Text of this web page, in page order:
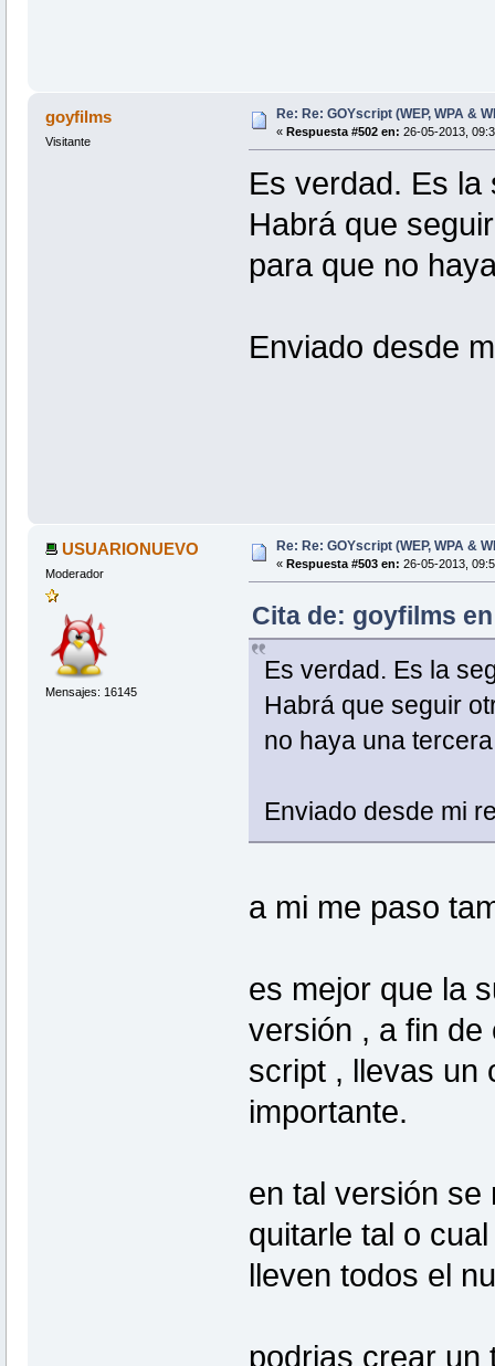
goyfilms
Visitante
Re: Re: GOYscript (WEP, WPA &
« Respuesta #502 en: 26-05-2013,
Es verdad. Es la
Habrá que
para que no
Enviado desde
USUARIONUEVO
Moderador
Mensajes: 16145
Re: Re: GOYscript (WEP, WPA &
« Respuesta #503 en: 26-05-2013,
Cita de: goyfilms
Es verdad. Es la
Habrá que seguir
no haya una
Enviado desde mi
a mi me paso
es mejor que la
versión , a fin de
script , llevas un
importante.
en tal versión
quitarle tal o
lleven todos el
podrias crear un